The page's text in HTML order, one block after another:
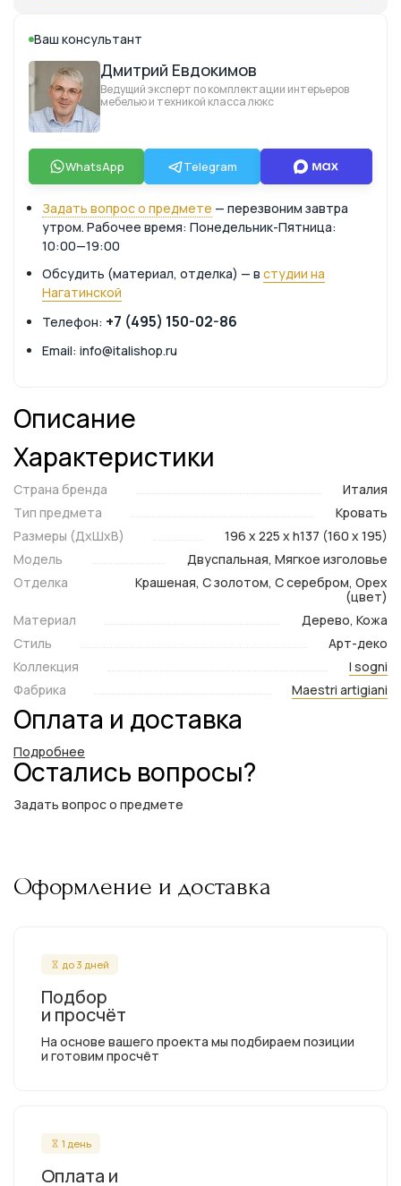
Ваш консультант
Дмитрий Евдокимов
Ведущий эксперт по комплектации интерьеров
мебелью и техникой класса люкс
WhatsApp Telegram
Задать вопрос о предмете — перезвоним завтра
утром. Рабочее время: Понедельник-Пятница:
10:00—19:00
Обсудить (материал, отделка) — в студии на
Нагатинской
Телефон: +7 (495) 150-02-86
Email: info@italishop.ru
Описание
Характеристики
Страна бренда
Италия
Тип предмета
Кровать
Размеры (ДxШxВ)
196 x 225 x h137 (160 x 195)
Модель
Двуспальная, Мягкое изголовье
Отделка
Крашеная, С золотом, С серебром, Орех
(цвет)
Материал
Дерево, Кожа
Стиль
Арт-деко
Коллекция
I sogni
Фабрика
Maestri artigiani
Оплата и доставка
Подробнее
Остались вопросы?
Задать вопрос о предмете
Оформление и доставка
до 3 дней
Подбор
и просчёт
На основе вашего проекта мы подбираем позиции
и готовим просчёт
1 день
Оплата и